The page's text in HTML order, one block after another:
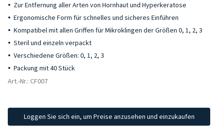
Zur Entfernung aller Arten von Hornhaut und Hyperkeratose
Ergonomische Form für schnelles und sicheres Einführen
Kompatibel mit allen Griffen für Mikroklingen der Größen 0, 1, 2, 3
Steril und einzeln verpackt
Verschiedene Größen: 0, 1, 2, 3
Packung mit 40 Stück
Art.-Nr.: CF007
Loggen Sie sich ein, um Preise anzusehen und einzukaufen